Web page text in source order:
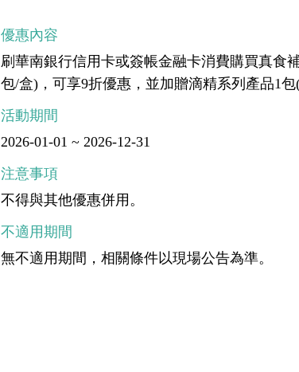
優惠內容
刷華南銀行信用卡或簽帳金融卡消費購買真食
包/盒)，可享9折優惠，並加贈滴精系列產品1包
活動期間
2026-01-01 ~ 2026-12-31
注意事項
不得與其他優惠併用。
不適用期間
無不適用期間，相關條件以現場公告為準。